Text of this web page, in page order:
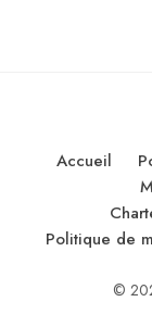
Accueil
Politique de
©